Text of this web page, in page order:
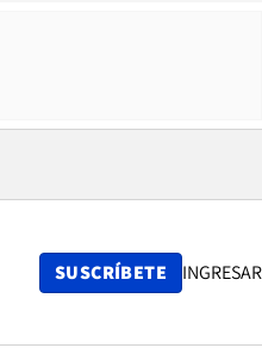
SUSCRÍBETE INGRESAR